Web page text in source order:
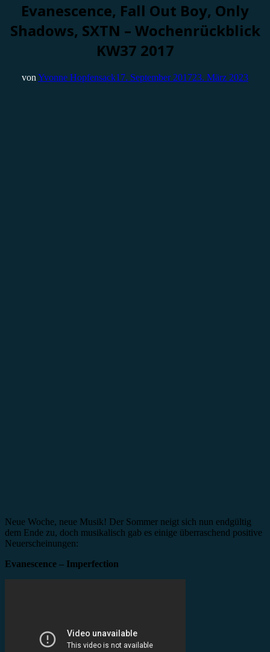
Evanescence, Fall Out Boy, Only
Shadows, SXTN – Wochenrückblick
KW37 2017
von Yvonne Hopfensack17. September 201723. März 2023
Neue Woche, neue Musik! Der Sommer neigt sich nun endgültig
dem Ende zu, doch musikalisch gab es einige überraschend positive
Neuerscheinungen:
Evanescence – Imperfection